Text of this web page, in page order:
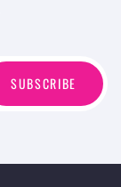
SUBSCRIBE